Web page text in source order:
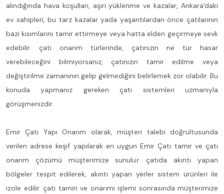
alındığında hava koşulları, aşırı yüklenme ve kazalar, Ankara'daki
ev sahipleri, bu tarz kazalar yada yaşantılardan önce çatılarının
bazı kısımlarını tamir ettirmeye veya hatta elden geçirmeye sevk
edebilir. çatı onarım türlerinde, çatınızın ne tür hasar
verebileceğini bilmiyorsanız, çatınızın tamir edilme veya
değiştirilme zamanının gelip gelmediğini belirlemek zor olabilir. Bu
konuda yapmanız gereken çatı sistemleri uzmanıyla
görüşmenizdir.
Emir Çatı Yapı Onarım olarak, müşteri talebi doğrultusunda
verilen adrese keşif yapılarak en uygun Emir Çatı tamir ve çatı
onarım çözümü müşterimize sunulur. çatıda akıntı yapan
bölgeler tespit edilerek, akıntı yapan yerler sistem ürünleri ile
izole edilir. çatı tamiri ve onarımı işlemi sonrasında müşterimize